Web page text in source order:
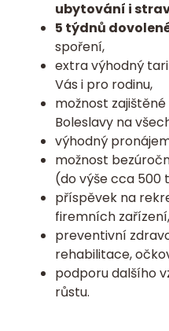
ubytování i
5 týdnů
spoření,
extra výhodný
Vás i pro rodinu,
možnost
Boleslavy na
výhodný
možnost
(do výše cca 500
příspěvek na
firemních zařízení,
preventivní
rehabilitace,
podporu dalšího
růstu.